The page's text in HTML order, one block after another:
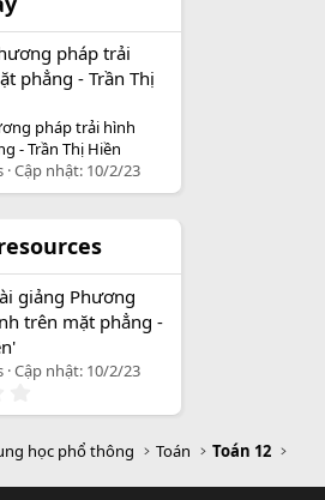
pháp trải
phẳng - Trần Thị
pháp trải hình
- Trần Thị Hiền
Cập nhật: 10/2/23
giảng Phương
trên mặt phẳng -
Cập nhật: 10/2/23
.
0
s
a
học phổ thông Toán Toán 12